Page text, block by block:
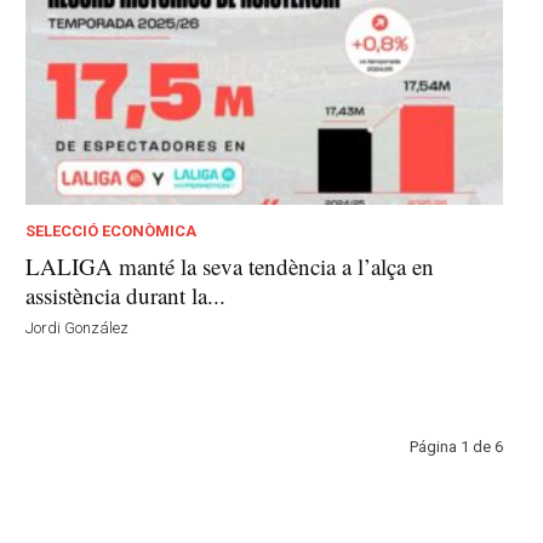
SELECCIÓ ECONÒMICA
LALIGA manté la seva tendència a l’alça en
assistència durant la...
Jordi González
Página 1 de 6